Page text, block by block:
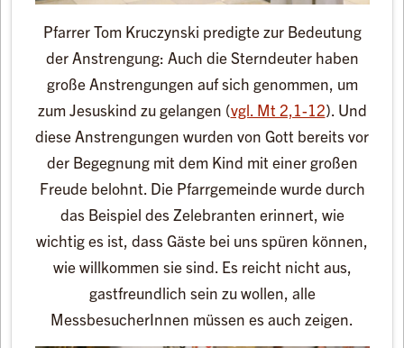
Pfarrer Tom Kruczynski predigte zur Bedeutung
der Anstrengung: Auch die Sterndeuter haben
große Anstrengungen auf sich genommen, um
zum Jesuskind zu gelangen (vgl. Mt 2,1-12). Und
diese Anstrengungen wurden von Gott bereits vor
der Begegnung mit dem Kind mit einer großen
Freude belohnt. Die Pfarrgemeinde wurde durch
das Beispiel des Zelebranten erinnert, wie
wichtig es ist, dass Gäste bei uns spüren können,
wie willkommen sie sind. Es reicht nicht aus,
gastfreundlich sein zu wollen, alle
MessbesucherInnen müssen es auch zeigen.